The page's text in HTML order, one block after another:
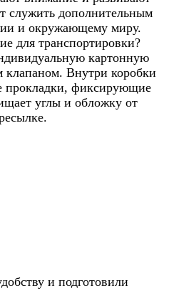
служить дополнительным
и окружающему миру.
для транспортировки?
картонную
клапаном. Внутри коробки
прокладки, фиксирующие
углы и обложку от
и подготовили